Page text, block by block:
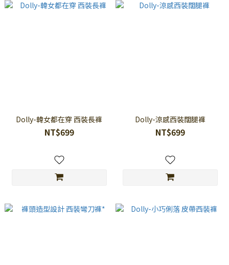
Dolly-韓女都在穿 西裝長褲
NT$699
Dolly-涼感西裝闊腿褲
NT$699